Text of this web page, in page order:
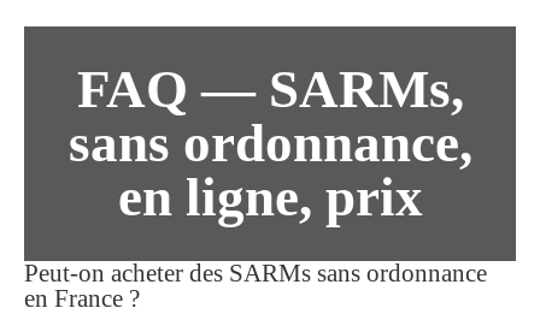
FAQ — SARMs,
sans ordonnance,
en ligne, prix
Peut-on acheter des SARMs sans ordonnance
en France ?